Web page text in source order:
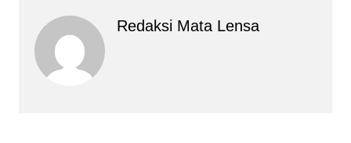
Redaksi Mata Lensa